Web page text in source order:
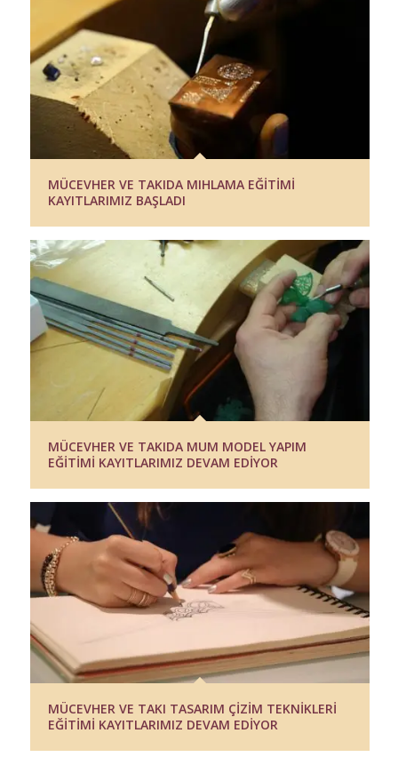
MÜCEVHER VE TAKIDA MIHLAMA EĞİTİMİ
KAYITLARIMIZ BAŞLADI
MÜCEVHER VE TAKIDA MUM MODEL YAPIM
EĞİTİMİ KAYITLARIMIZ DEVAM EDİYOR
MÜCEVHER VE TAKI TASARIM ÇİZİM TEKNİKLERİ
EĞİTİMİ KAYITLARIMIZ DEVAM EDİYOR